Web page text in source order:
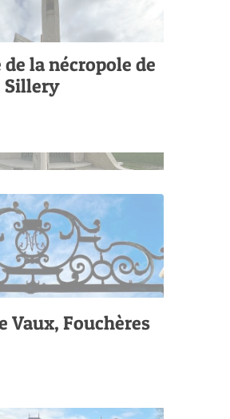
la nécropole de
Sillery
Vaux, Fouchères